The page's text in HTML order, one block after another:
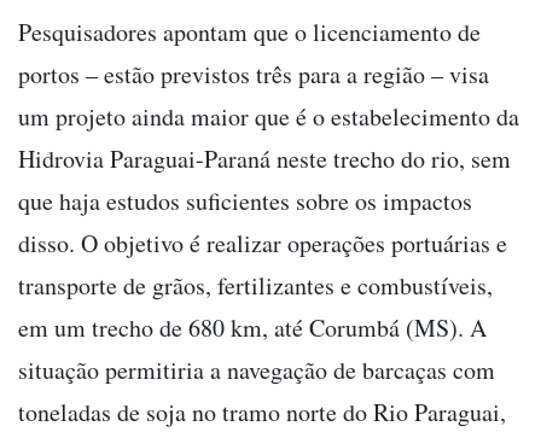
Pesquisadores apontam que o licenciamento de
portos – estão previstos três para a região – visa
um projeto ainda maior que é o estabelecimento da
Hidrovia Paraguai-Paraná neste trecho do rio, sem
que haja estudos suficientes sobre os impactos
disso. O objetivo é realizar operações portuárias e
transporte de grãos, fertilizantes e combustíveis,
em um trecho de 680 km, até Corumbá (MS). A
situação permitiria a navegação de barcaças com
toneladas de soja no tramo norte do Rio Paraguai,